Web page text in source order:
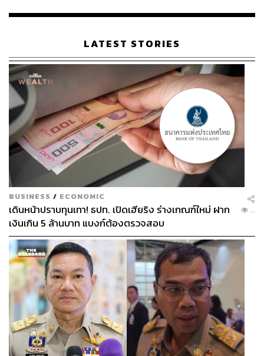
เรือนไทยที่ถูกซุกไว้
LATEST STORIES
BUSINESS / ECONOMIC
เดินหน้าปราบทุนเทา! ธปท. เปิดเฮียริง ร่างเกณฑ์ใหม่ ฝาก
เงินเกิน 5 ล้านบาท แบงก์ต้องตรวจสอบ
...